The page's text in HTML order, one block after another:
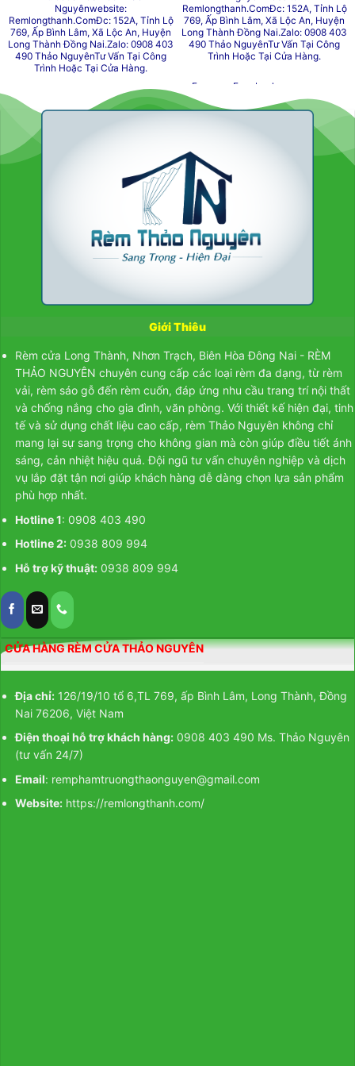
Nguyênwebsite:
Remlongthanh.comĐc: 152A, Tỉnh Lộ
769, Ấp Bình Lâm, Xã Lộc An, Huyện
Long Thành Đồng Nai.Zalo: 0908 403
490 Thảo NguyênTư Vấn Tại Công
Trình Hoặc Tại Cửa Hàng.
Fanpage Facebook
Sản Phẩm Đã Thi Công
Mẫu Màn Sáo Theo Cataloge
Mẫu Màn Vải Theo Cataloge
Remlongthanh.comĐc: 152A, Tỉnh Lộ
769, Ấp Bình Lâm, Xã Lộc An, Huyện
Long Thành Đồng Nai.Zalo: 0908 403
490 Thảo NguyênTư Vấn Tại Công
Trình Hoặc Tại Cửa Hàng.
Fanpage Facebook
Www.remlongthanh.com
Sản Phẩm Theo Cataloge
Công Trình Màn Sáo
Công Trình Rèm Vải
Mẫu Màn Sáo Theo Cataloge
Mẫu Màn Vải Theo Cataloge
Rèm Thiên Kim
Giới Thiêu
Rèm cửa Long Thành, Nhơn Trạch, Biên Hòa Đông Nai - RÈM
THẢO NGUYÊN chuyên cung cấp các loại rèm đa dạng, từ rèm
vải, rèm sáo gỗ đến rèm cuốn, đáp ứng nhu cầu trang trí nội thất
và chống nắng cho gia đình, văn phòng. Với thiết kế hiện đại, tinh
tế và sử dụng chất liệu cao cấp, rèm Thảo Nguyên không chỉ
mang lại sự sang trọng cho không gian mà còn giúp điều tiết ánh
sáng, cản nhiệt hiệu quả. Đội ngũ tư vấn chuyên nghiệp và dịch
vụ lắp đặt tận nơi giúp khách hàng dễ dàng chọn lựa sản phẩm
phù hợp nhất.
Hotline 1: 0908 403 490
Hotline 2: 0938 809 994
Hỗ trợ kỹ thuật: 0938 809 994
CỬA HÀNG RÈM CỬA THẢO NGUYÊN
Địa chỉ: 126/19/10 tổ 6,TL 769, ấp Bình Lâm, Long Thành, Đồng
Nai 76206, Việt Nam
Điện thoại hỗ trợ khách hàng: 0908 403 490 Ms. Thảo Nguyên
(tư vấn 24/7)
Email: remphamtruongthaonguyen@gmail.com
Website: https://remlongthanh.com/